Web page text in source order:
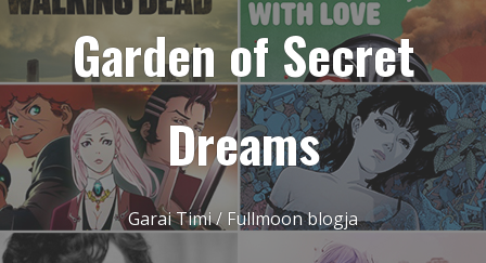
Garden of Secret
Dreams
Garai Timi / Fullmoon blogja